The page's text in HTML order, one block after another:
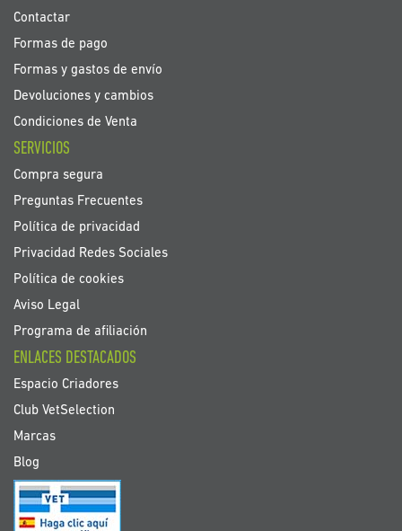
Contactar
Formas de pago
Formas y gastos de envío
Devoluciones y cambios
Condiciones de Venta
SERVICIOS
Compra segura
Preguntas Frecuentes
Política de privacidad
Privacidad Redes Sociales
Política de cookies
Aviso Legal
Programa de afiliación
ENLACES DESTACADOS
Espacio Criadores
Club VetSelection
Marcas
Blog